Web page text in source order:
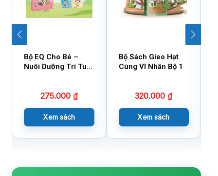
Bộ EQ Cho Bé –
Nuôi Dưỡng Trí Tuệ
275.000 ₫
Xem sách
Bộ Sách Gieo Hạt
Cùng Vĩ Nhân Bộ 1
320.000₫
Xem sách